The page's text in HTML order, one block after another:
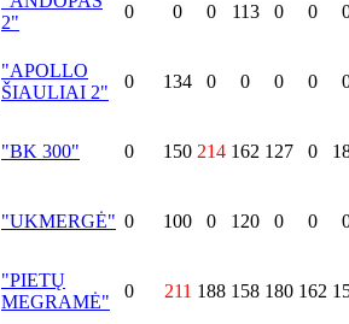
2"
0 0 0 113 0 0
"APOLLO
ŠIAULIAI 2"
0 134 0 0 0 0
"BK 300" 0 150 214 162 127 0
"UKMERGĖ" 0 100 0 120 0 0
"PIETŲ
MEGRAMĖ"
0 211 188 158 180 162